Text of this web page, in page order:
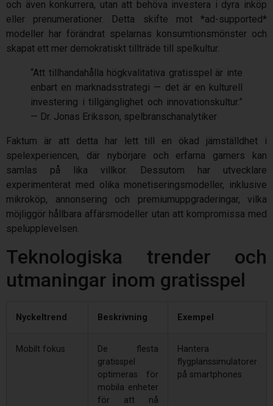
och även konkurrera, utan att behöva investera i dyra inköp
eller prenumerationer. Detta skifte mot *ad-supported*
modeller har förändrat spelarnas konsumtionsmönster och
skapat ett mer demokratiskt tillträde till spelkultur.
“Att tillhandahålla högkvalitativa gratisspel är inte
enbart en marknadsstrategi — det är en kulturell
investering i tillgänglighet och innovationskultur.”
— Dr. Jonas Eriksson, spelbranschanalytiker
Faktum är att detta har lett till en ökad jämställdhet i
spelexperiencen, där nybörjare och erfarna gamers kan
samlas på lika villkor. Dessutom har utvecklare
experimenterat med olika monetiseringsmodeller, inklusive
mikroköp, annonsering och premiumuppgraderingar, vilka
möjliggör hållbara affärsmodeller utan att kompromissa med
spelupplevelsen.
Teknologiska trender och
utmaningar inom gratisspel
Nyckeltrend Beskrivning Exempel
Mobilt fokus
De flesta
gratisspel
optimeras för
mobila enheter
för att nå
Hantera
flygplanssimulatorer
på smartphones